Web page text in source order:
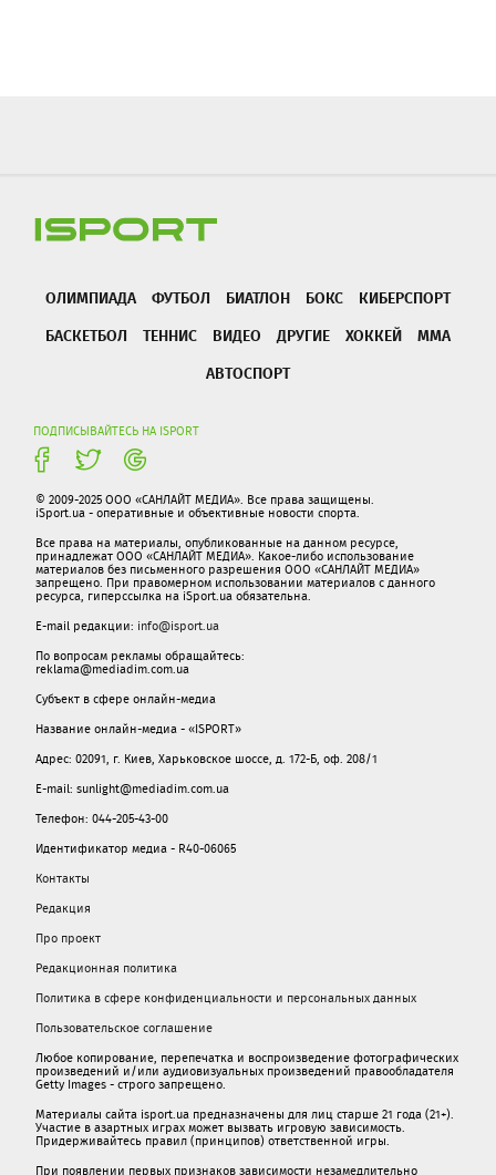
ОЛИМПИАДА ФУТБОЛ БИАТЛОН БОКС
КИБЕРСПОРТ
БАСКЕТБОЛ
ТЕННИС ВИДЕО ДРУГИЕ ХОККЕЙ
ММА
АВТОСПОРТ
ПОДПИСЫВАЙТЕСЬ НА ISPORT
© 2009-2025 ООО «САНЛАЙТ МЕДИА». Все права защищены.
iSport.ua - оперативные и объективные новости спорта.
Все права на материалы, опубликованные на данном ресурсе,
принадлежат ООО «САНЛАЙТ МЕДИА». Какое-либо использование
материалов без письменного разрешения ООО «САНЛАЙТ МЕДИА»
запрещено. При правомерном использовании материалов с данного
ресурса, гиперссылка на iSport.ua обязательна.
E-mail редакции: info@isport.ua
По вопросам рекламы обращайтесь:
reklama@mediadim.com.ua
Субъект в сфере онлайн-медиа
Название онлайн-медиа - «ISPORT»
Адрес: 02091, г. Киев, Харьковское шоссе, д. 172-Б, оф. 208/1
E-mail: sunlight@mediadim.com.ua
Телефон: 044-205-43-00
Идентификатор медиа - R40-06065
Контакты
Редакция
Про проект
Редакционная политика
Политика в сфере конфиденциальности и персональных данных
Пользовательское соглашение
Любое копирование, перепечатка и воспроизведение фотографических
произведений и/или аудиовизуальных произведений правообладателя
Getty Images - строго запрещено.
Материалы сайта isport.ua предназначены для лиц старше 21 года (21+).
Участие в азартных играх может вызвать игровую зависимость.
Придерживайтесь правил (принципов) ответственной игры.
При появлении первых признаков зависимости незамедлительно